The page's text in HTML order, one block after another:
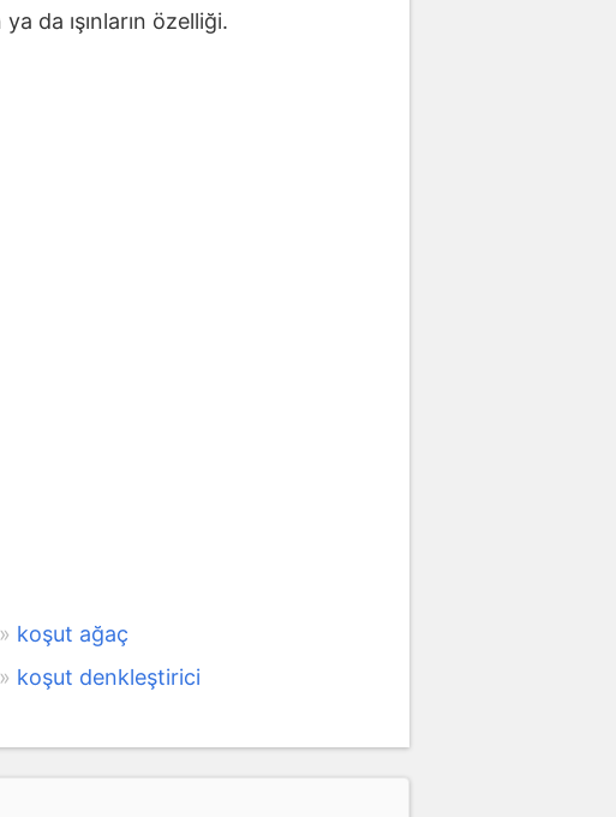
da ışınların özelliği.
koşut ağaç
koşut denkleştirici